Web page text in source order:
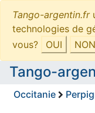
Tango-argentin.fr
technologies de
vous?
OUI NON
Tango-
Occitanie